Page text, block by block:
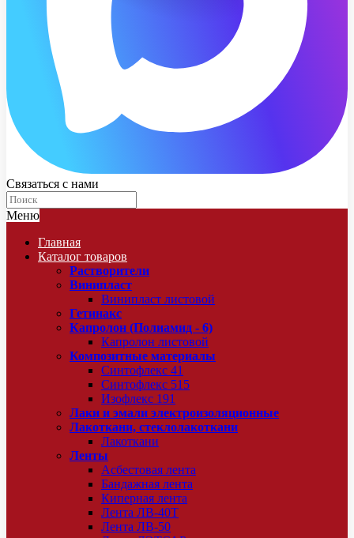
Связаться с нами
Меню
Главная
Каталог товаров
Растворители
Винипласт
Винипласт листовой
Гетинакс
Капролон (Полиамид - 6)
Капролон листовой
Композитные материалы
Синтофлекс 41
Синтофлекс 515
Изофлекс 191
Лаки и эмали электроизоляционные
Лакоткани, стеклолакоткани
Лакоткани
Ленты
Асбестовая лента
Бандажная лента
Киперная лента
Лента ЛВ-40Т
Лента ЛВ-50